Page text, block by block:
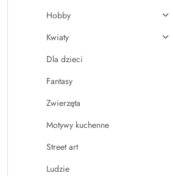
Hobby
Kwiaty
Dla dzieci
Fantasy
Zwierzęta
Motywy kuchenne
Street art
Ludzie